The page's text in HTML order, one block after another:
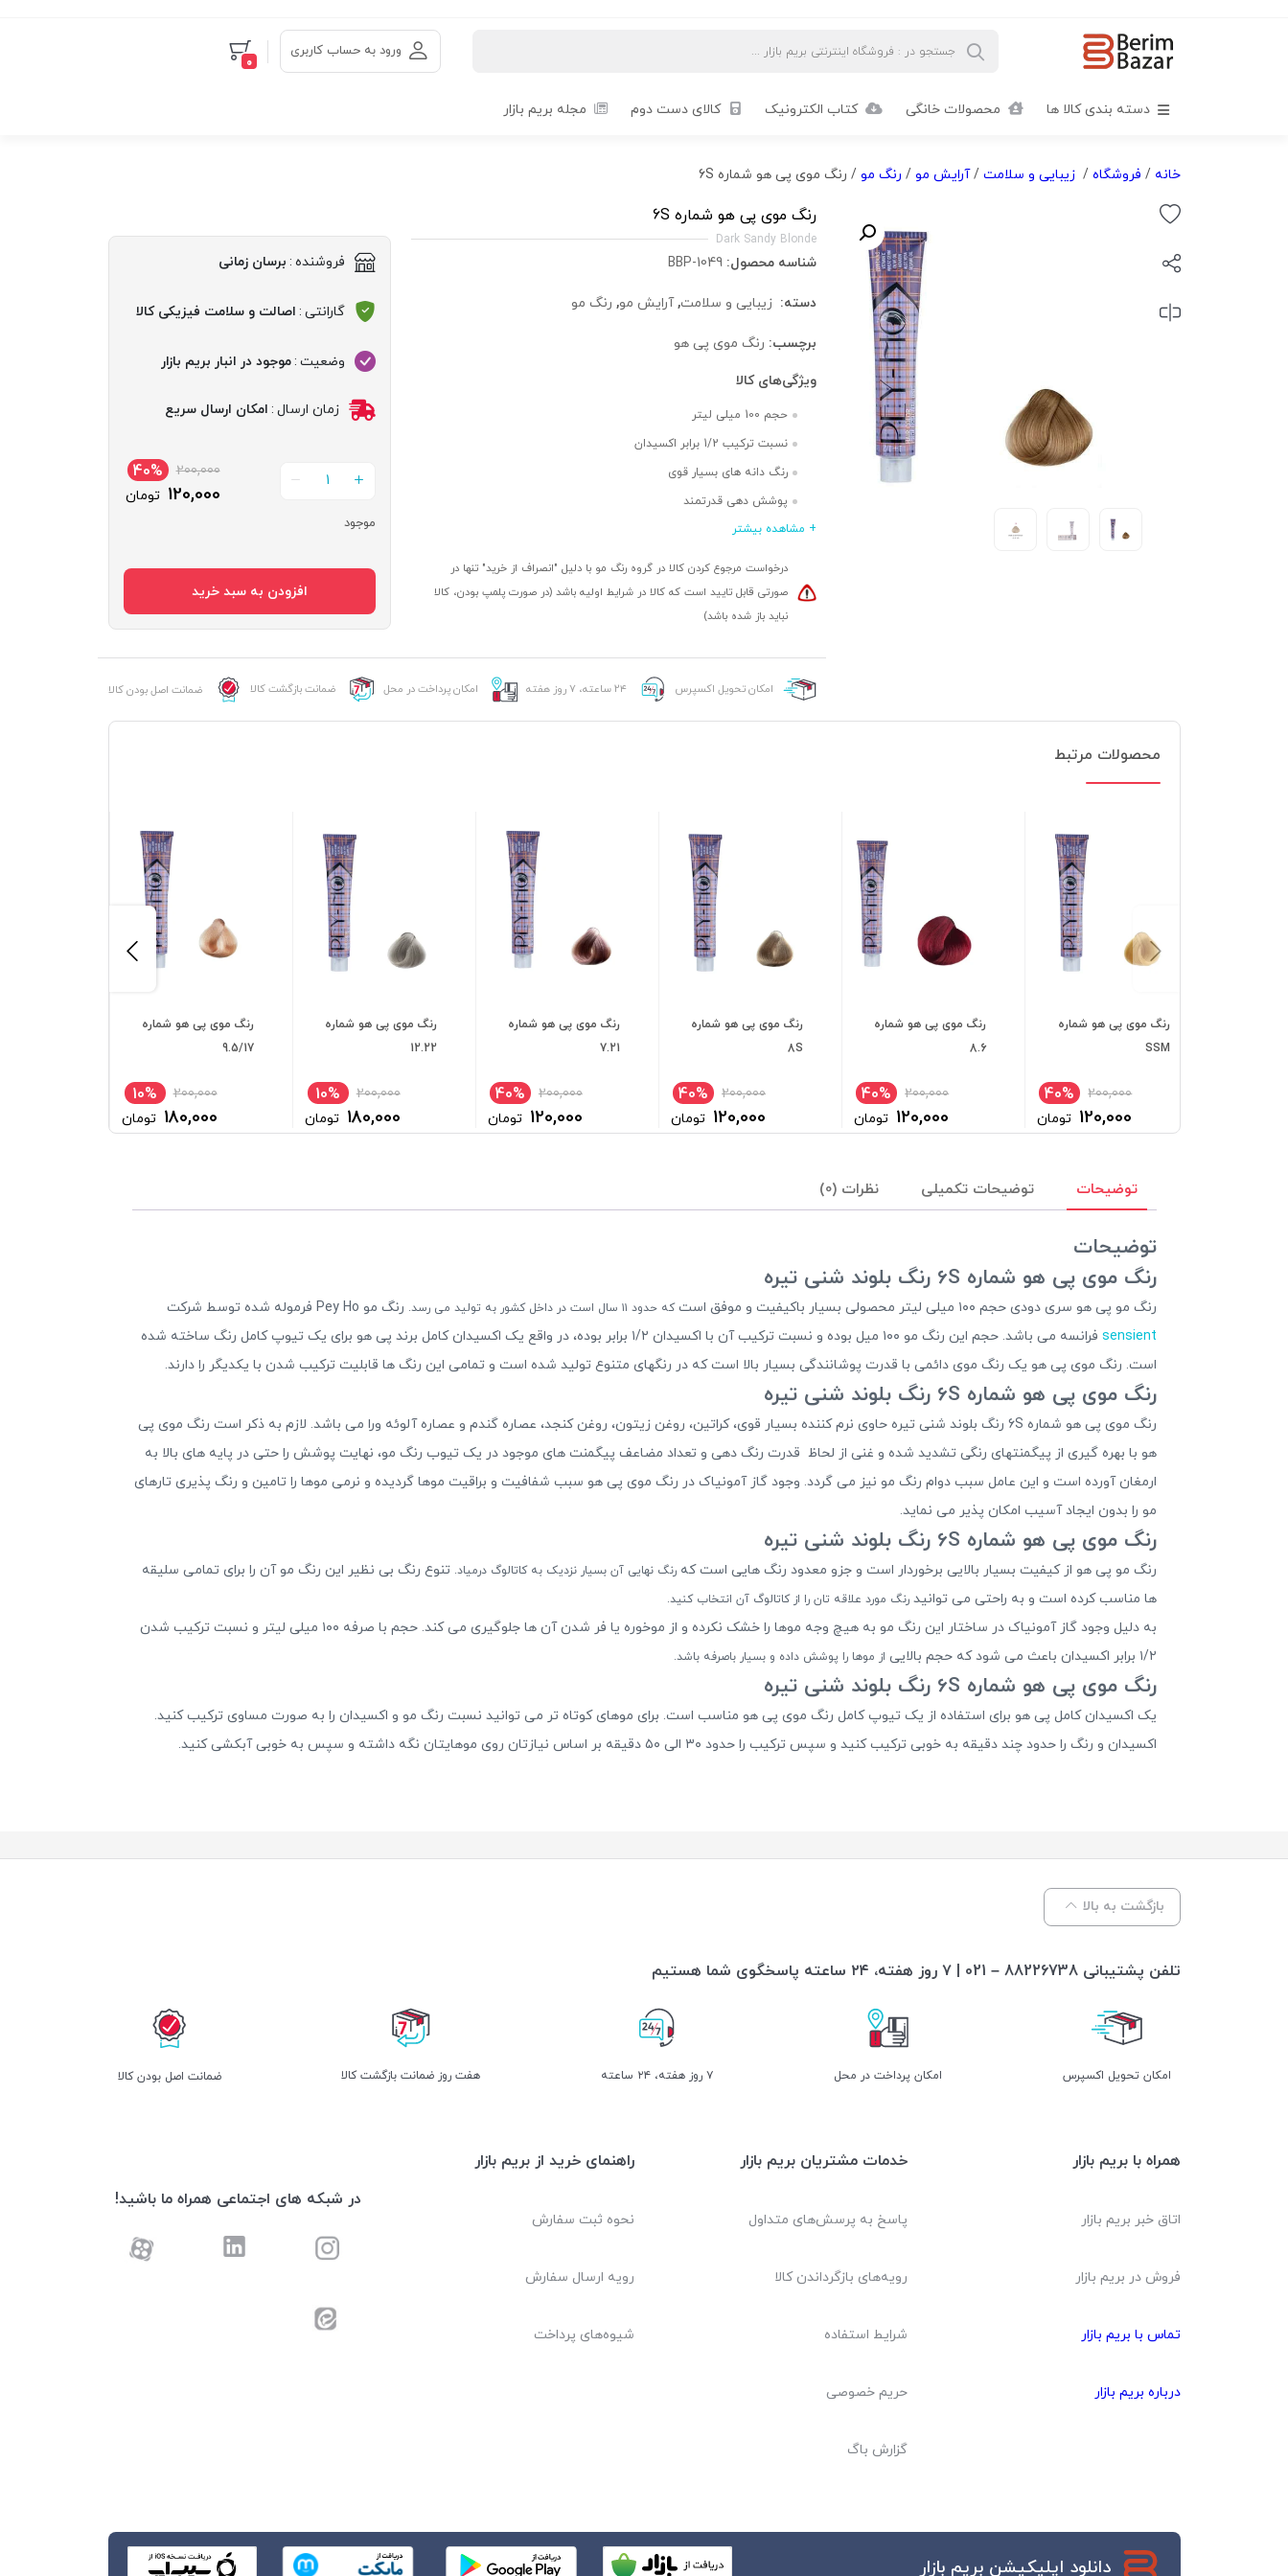
ورود به حساب کاربری
0
دسته بندی کالا ها محصولات خانگی کتاب الکترونیک کالای دست دوم مجله بریم بازار
خانه / فروشگاه / زیبایی و سلامت /آرایش مو / رنگ مو / رنگ موی پی هو شماره 6S
رنگ موی پی هو شماره 6S
Dark Sandy Blonde
شناسه محصول:BBP-1049
دسته: زیبایی و سلامت,آرایش مو, رنگ مو
برچسب: رنگ موی پی هو
ویژگی‌های کالا
حجم 100 میلی لیتر
نسبت ترکیب 1/2 برابر اکسیدان
رنگ دانه های بسیار قوی
پوشش دهی قدرتمند
ماندگاری بالا
طیف رنگ های متنوع
+ مشاهده بیشتر
درخواست مرجوع کردن کالا در گروه رنگ مو با دلیل "انصراف از خرید" تنها در
صورتی قابل تایید است که کالا در شرایط اولیه باشد (در صورت پلمپ بودن، کالا
نباید باز شده باشد)
فروشنده : برسان زمانی
گارانتی : اصالت و سلامت فیزیکی کالا
وضعیت :موجود در انبار بریم بازار
زمان ارسال : امکان ارسال سریع
1
40% 200,000
120,000 تومان
موجود
موی
هو
شماره
افزودن به سبد خرید
امکان تحویل اکسپرس ۲۴ ساعته، ۷ روز هفته امکان پرداخت در محل ضمانت بازگشت کالا ضمانت اصل بودن کالا
محصولات مرتبط
رنگ موی پی هو شماره
SSM
40% 200,000
120,000 تومان
رنگ موی پی هو شماره
8.6
40% 200,000
120,000 تومان
رنگ موی پی هو شماره
8S
40% 200,000
120,000 تومان
رنگ موی پی هو شماره
7.21
40% 200,000
120,000 تومان
رنگ موی پی هو شماره
12.22
10% 200,000
180,000 تومان
رنگ موی پی هو شماره
9.5/17
10% 200,000
180,000 تومان
توضیحات توضیحات تکمیلی نظرات (0)
توضیحات
رنگ موی پی هو شماره 6S رنگ بلوند شنی تیره
رنگ مو پی هو سری دودی حجم ۱۰۰ میلی لیتر محصولی بسیار باکیفیت و موفق است که حدود ۱۱ سال است در داخل کشور به تولید می رسد.
رنگ مو Pey Ho فرموله شده توسط شرکت
sensient
فرانسه می باشد. حجم این رنگ مو ۱۰۰ میل بوده و نسبت ترکیب آن با اکسیدان ۱/۲ برابر بوده، در واقع یک اکسیدان کامل برند پی هو برای یک تیوپ کامل رنگ ساخته شده
است. رنگ موی پی هو یک رنگ موی دائمی با قدرت پوشانندگی بسیار بالا است که در رنگهای متنوع تولید شده است و تمامی این رنگ ها قابلیت ترکیب شدن با یکدیگر را دارند.
رنگ موی پی هو شماره 6S رنگ بلوند شنی تیره
رنگ موی پی هو شماره 6S رنگ بلوند شنی تیره حاوی نرم کننده بسیار قوی، کراتین، روغن زیتون، روغن کنجد، عصاره گندم و عصاره آلوئه ورا می باشد. لازم به ذکر است رنگ موی پی
هو با بهره گیری از پیگمنتهای رنگی تشدید شده و غنی از لحاظ قدرت رنگ دهی و تعداد مضاعف پیگمنت های موجود در یک تیوب رنگ مو، نهایت پوشش را حتی در پایه های بالا به
ارمغان آورده است و این عامل سبب دوام رنگ مو نیز می گردد. وجود گاز آمونیاک در رنگ موی پی هو سبب شفافیت و براقیت موها گردیده و نرمی موها را تامین و رنگ پذیری تارهای
مو را بدون ایجاد آسیب امکان پذیر می نماید.
رنگ موی پی هو شماره 6S رنگ بلوند شنی تیره
رنگ مو پی هو از کیفیت بسیار بالایی برخوردار است و جزو معدود رنگ هایی است کهرنگ نهایی آن بسیار نزدیک به کاتالوگ درمیاد.تنوع رنگ بی نظیر این رنگ مو آن را برای تمامی سلیقه
ها مناسب کرده است و به راحتی می توانیدرنگ مورد علاقه تان را از کاتالوگ آن انتخاب کنید.
به دلیل وجود گاز آمونیاک در ساختار این رنگ مو به هیچ وجه موها را خشک نکرده و از موخوره یا فر شدن آن ها جلوگیری می کند. حجم با صرفه ۱۰۰ میلی لیتر و نسبت ترکیب شدن
۱/۲ برابر اکسیدان باعث می شود که حجم بالایی
از موها را پوشش داده و بسیار باصرفه باشد.
رنگ موی پی هو شماره 6S رنگ بلوند شنی تیره
یک اکسیدان کامل پی هو برای استفاده از یک تیوپ کامل رنگ موی پی هو مناسب است. برای موهای کوتاه تر می توانید نسبت رنگ مو و اکسیدان را به صورت مساوی ترکیب کنید.
اکسیدان و رنگ را حدود چند دقیقه به خوبی ترکیب کنید و سپس ترکیب را حدود ۳۰ الی ۵۰ دقیقه بر اساس نیازتان روی موهایتان نگه داشته و سپس به خوبی آبکشی کنید.
بازگشت به بالا
تلفن پشتیبانی 88226738 – 021 | ۷ روز هفته، ۲۴ ساعته پاسخگوی شما هستیم
اﻣﮑﺎن ﺗﺤﻮﯾﻞ اﮐﺴﭙﺮس امکان پرداخت در محل ۷ روز ﻫﻔﺘﻪ، ۲۴ ﺳﺎﻋﺘﻪ هفت روز ضمانت بازگشت کالا ﺿﻤﺎﻧﺖ اﺻﻞ ﺑﻮدن ﮐﺎﻟﺎ
همراه با بریم بازار
اتاق خبر بریم بازار
فروش در بریم بازار
تماس با بریم بازار
درباره بریم بازار
خدمات مشتریان بریم بازار
پاسخ به پرسش‌های متداول
رویه‌های بازگرداندن کالا
شرایط استفاده
حریم خصوصی
گزارش باگ
راهنمای خرید از بریم بازار
نحوه ثبت سفارش
رویه ارسال سفارش
شیوه‌های پرداخت
در شبکه های اجتماعی همراه ما باشید!
دانلود اپلیکیشن بریم بازار